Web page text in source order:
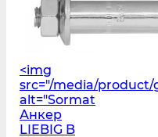
<img
src="/media/product/
alt="Sormat
Анкер
LIEBIG B